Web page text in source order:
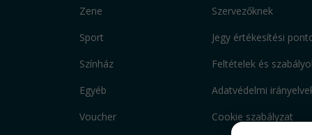
Zene
Sport
Színház
Egyéb
Voucher
Szervezőknek
Jegy értékesítési
Feltételek és
Adatvédelmi
Cookie szabályzat